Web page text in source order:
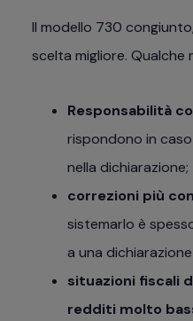
Il modello 730
scelta migliore. Qualche
Responsabilità
rispondono in
nella dichiarazione;
correzioni più
sistemarlo è
a una
situazioni fiscali
redditi molto